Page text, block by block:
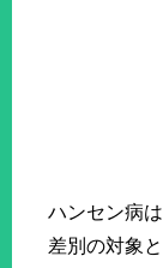
ハンセン病
差別の対象